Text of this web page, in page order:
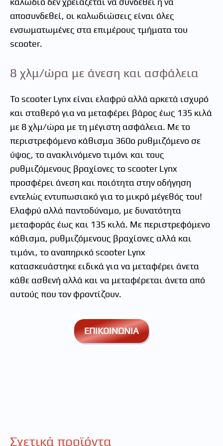
αποσυνδεθεί, οι καλωδιώσεις είναι όλες
ενσωματωμένες στα επιμέρους τμήματα του
scooter.
8 χλμ/ώρα με άνεση και ασφάλεια
Το scooter Lynx είναι ελαφρύ αλλά αρκετά ισχυρό
και σταθερό για να μεταφέρει βάρος έως 135 κιλά
με 8 χλμ/ώρα με τη μέγιστη ασφάλεια. Με το
περιστρεφόμενο κάθισμα 360ο ρυθμιζόμενο σε
ύψος, το ανακλινόμενο τιμόνι και τους
ρυθμιζόμενους βραχίονες το scooter Lynx
προσφέρει άνεση και ποιότητα στην οδήγηση
εντελώς εντυπωσιακό για το μικρό μέγεθός του!
Eλαφρύ αλλά παντοδύναμο, με δυνατότητα
μεταφοράς έως και 135 κιλά. Με περιστρεφόμενο
κάθισμα, ρυθμιζόμενους βραχίονες αλλά και
τιμόνι, το αναπηρικό scooter Lynx
κατασκευάστηκε ειδικά για να μεταφέρει άνετα
κάθε ασθενή αλλά και να μεταφέρεται άνετα από
αυτούς που τον φροντίζουν.
ΕΠΙΚΟΙΝΩΝΙΑ
Σχετικά προϊόντα